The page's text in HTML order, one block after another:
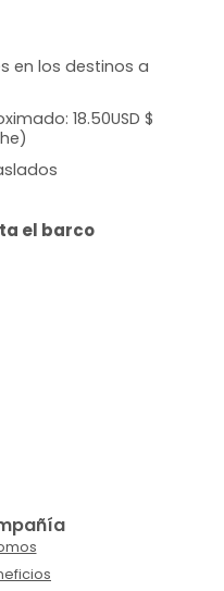
en los destinos a
18.50USD $
el barco